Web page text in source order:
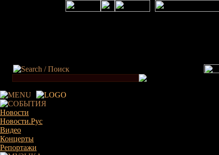
×
Новости
Новости.Рус
Видео
Концерты
Репортажи